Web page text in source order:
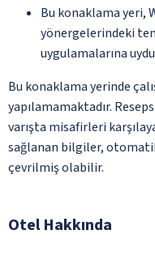
Bu konaklama yeri,
yönergelerindeki
uygulamalarına
Bu konaklama yerinde
yapılamamaktadır.
varışta misafirleri
sağlanan bilgiler,
çevrilmiş olabilir.
Otel Hakkında